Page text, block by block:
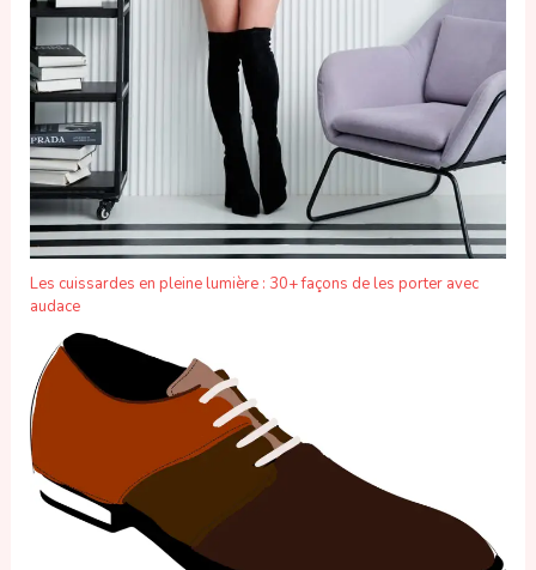
Les cuissardes en pleine lumière : 30+ façons de les porter avec
audace